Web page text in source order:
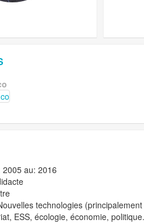
2005 au: 2016
technologies
ESS, écologie, économie,